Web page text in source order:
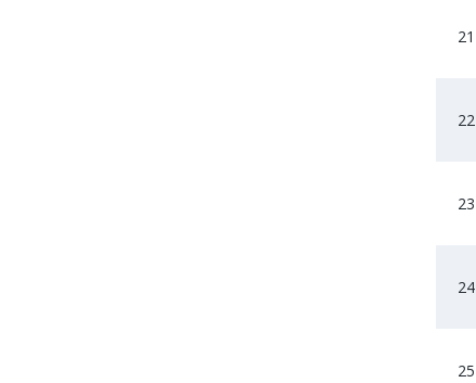
21
22
23
24
25